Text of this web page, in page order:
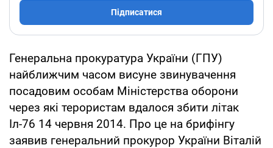
Підписатися
Генеральна прокуратура України (ГПУ)
найближчим часом висуне звинувачення
посадовим особам Міністерства оборони
через які терористам вдалося збити літак
Іл-76 14 червня 2014. Про це на брифінгу
заявив генеральний прокурор України Віталій